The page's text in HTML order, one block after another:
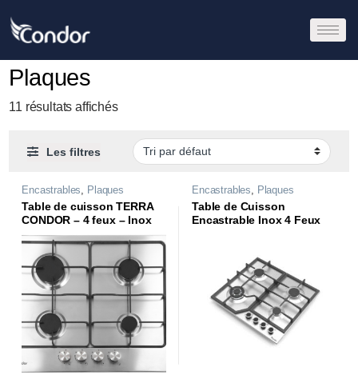
Plaques
11 résultats affichés
Les filtres
Encastrables, Plaques
Table de cuisson TERRA
CONDOR – 4 feux – Inox
CTE64TR1X
Encastrables, Plaques
Table de Cuisson
Encastrable Inox 4 Feux